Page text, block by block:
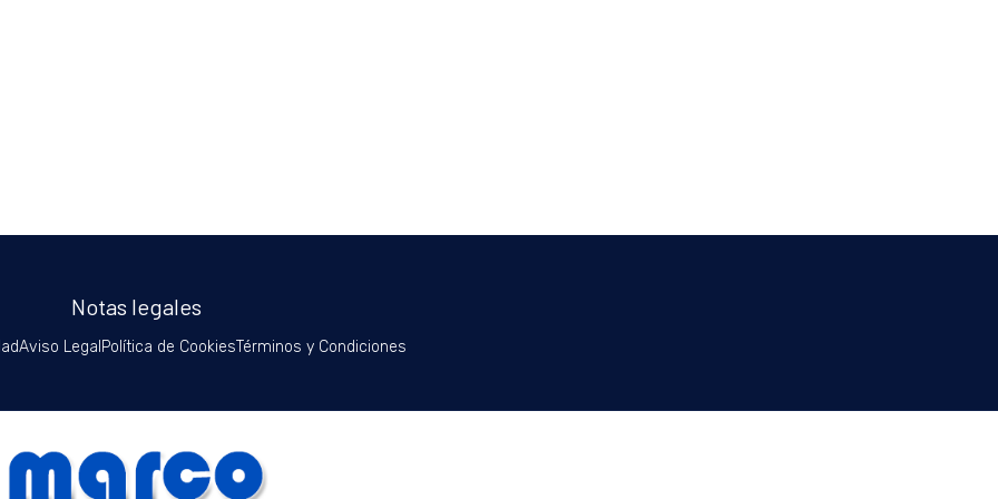
Notas legales
Aviso Legal Política de CookiesTérminos y Condiciones